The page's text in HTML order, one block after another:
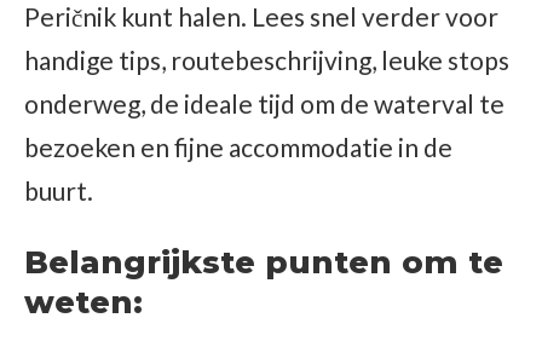
Peričnik kunt halen. Lees snel verder voor
handige tips, routebeschrijving, leuke stops
onderweg, de ideale tijd om de waterval te
bezoeken en fijne accommodatie in de
buurt.
Belangrijkste punten om te
weten: